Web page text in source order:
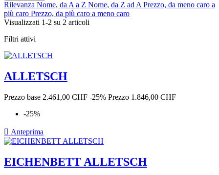
Rilevanza Nome, da A a Z Nome, da Z ad APrezzo, da meno caro a
più caro Prezzo, da più caro a meno caro
Visualizzati 1-2 su 2 articoli
Filtri attivi
ALLETSCH
Prezzo base 2.461,00 CHF -25% Prezzo 1.846,00 CHF
-25%
 Anteprima
EICHENBETT ALLETSCH